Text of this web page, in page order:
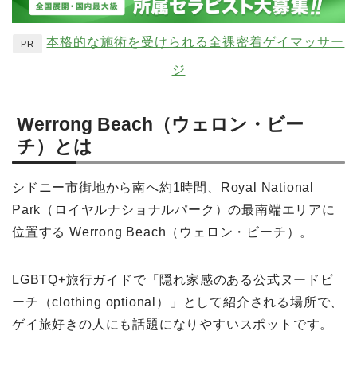
PR 本格的な施術を受けられる全裸密着ゲイマッサー
ジ
Werrong Beach（ウェロン・ビー
チ）とは
シドニー市街地から南へ約1時間、Royal National
Park（ロイヤルナショナルパーク）の最南端エリアに
位置する Werrong Beach（ウェロン・ビーチ）。
LGBTQ+旅行ガイドで「隠れ家感のある公式ヌードビ
ーチ（clothing optional）」として紹介される場所で、
ゲイ旅好きの人にも話題になりやすいスポットです。